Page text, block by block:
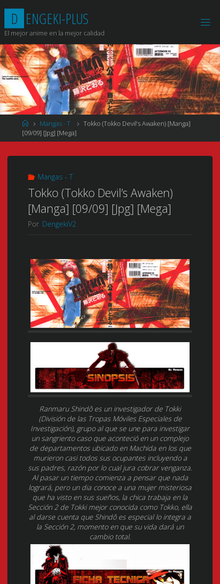
contenido
D ENGEKI-PLUS
El mejor anime en la mejor calidad
Página
de
Inicio
Mangas - T
Tokko (Tokko Devil’s Awaken) [Manga]
[09/09] [Jpg] [Mega]
Mangas - T
Tokko (Tokko Devil’s Awaken)
[Manga] [09/09] [Jpg] [Mega]
Por DengekiV2
Ranmaru Shindô es un investigador de Tokki
(División de las Tropas Móviles Especiales de
Investigación), grupo al que se une para investigar
un sangriento caso que aconteció en un complejo
de departamentos ubicado en Machida en los que
murieron casi todos sus ocupantes incluyendo a
sus padres, razón por lo cual jura cobrar venganza.
Al pasar un tiempo comienza a pensar que nada
logrará, pero un dia conoce a una mujer misteriosa
que ha visto en sus sueños, la chica trabaja en la
Sección 2 de Tokki mejor conocida como Tokko, ella
al darse cuenta que Shindô es especial lo integra a
la Sección 2, momento en que su vida dará un
cambio total.